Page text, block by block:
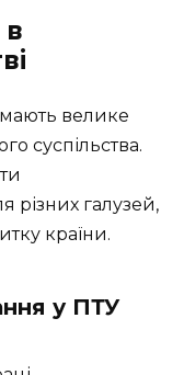
в
велике
суспільства.
різних галузей,
країни.
у ПТУ